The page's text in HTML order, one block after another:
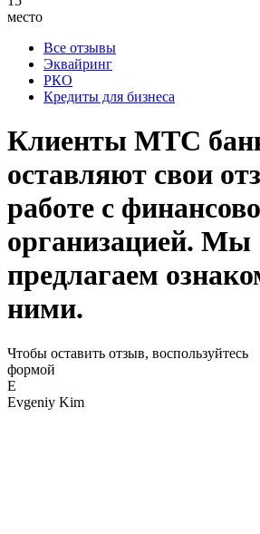
место
Все отзывы
Эквайринг
РКО
Кредиты для бизнеса
Клиенты МТС
оставляют свои
работе с
организацией. Мы
предлагаем
ними.
Чтобы оставить отзыв, воспользуйтесь
формой
E
Evgeniy Kim